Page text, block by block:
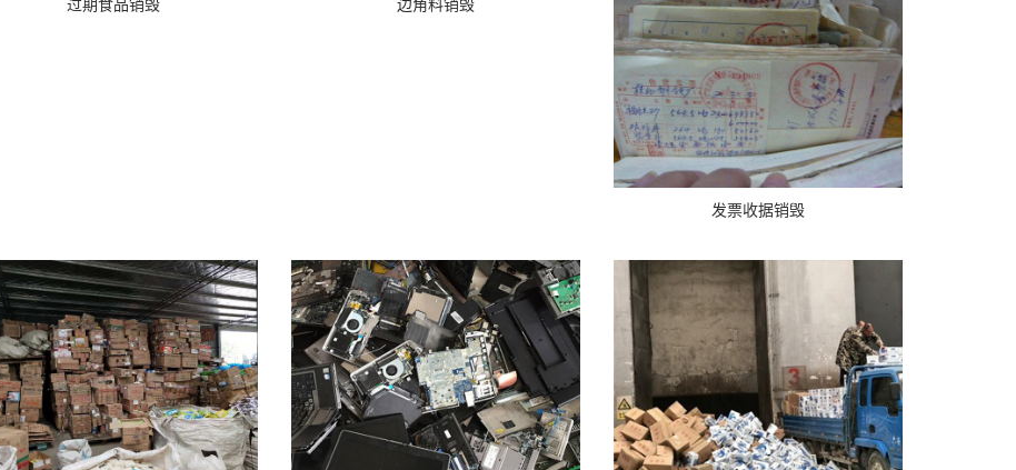
过期食品销毁 边角料销毁
发票收据销毁